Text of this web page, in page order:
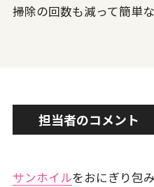
掃除の回数も減って簡単
担当者のコメント
サンホイルをおにぎり包